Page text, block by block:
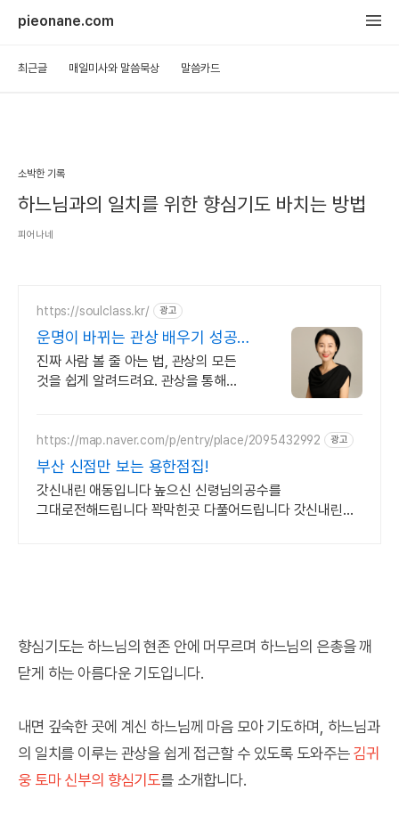
pieonane.com
최근글 매일미사와 말씀묵상 말씀카드
소박한 기록
하느님과의 일치를 위한 향심기도 바치는 방법
피어나네
https://soulclass.kr/ 광고
운명이 바뀌는 관상 배우기 성공을
부르는 얼굴로 만들기
진짜 사람 볼 줄 아는 법, 관상의 모든
것을 쉽게 알려드려요. 관상을 통해
https://map.naver.com/p/entry/place/2095432992 광고
부산 신점만 보는 용한점집!
갓신내린 애동입니다 높으신 신령님의공수를
그대로전해드립니다 꽉막힌곳 다풀어드립니다 갓신내린
향심기도는 하느님의 현존 안에 머무르며 하느님의 은총을 깨
닫게 하는 아름다운 기도입니다.
내면 깊숙한 곳에 계신 하느님께 마음 모아 기도하며, 하느님과
의 일치를 이루는 관상을 쉽게 접근할 수 있도록 도와주는김귀
웅 토마 신부의 향심기도를 소개합니다.